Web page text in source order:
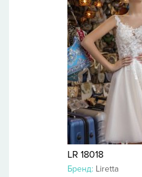
LR 18018
Бренд: Liretta